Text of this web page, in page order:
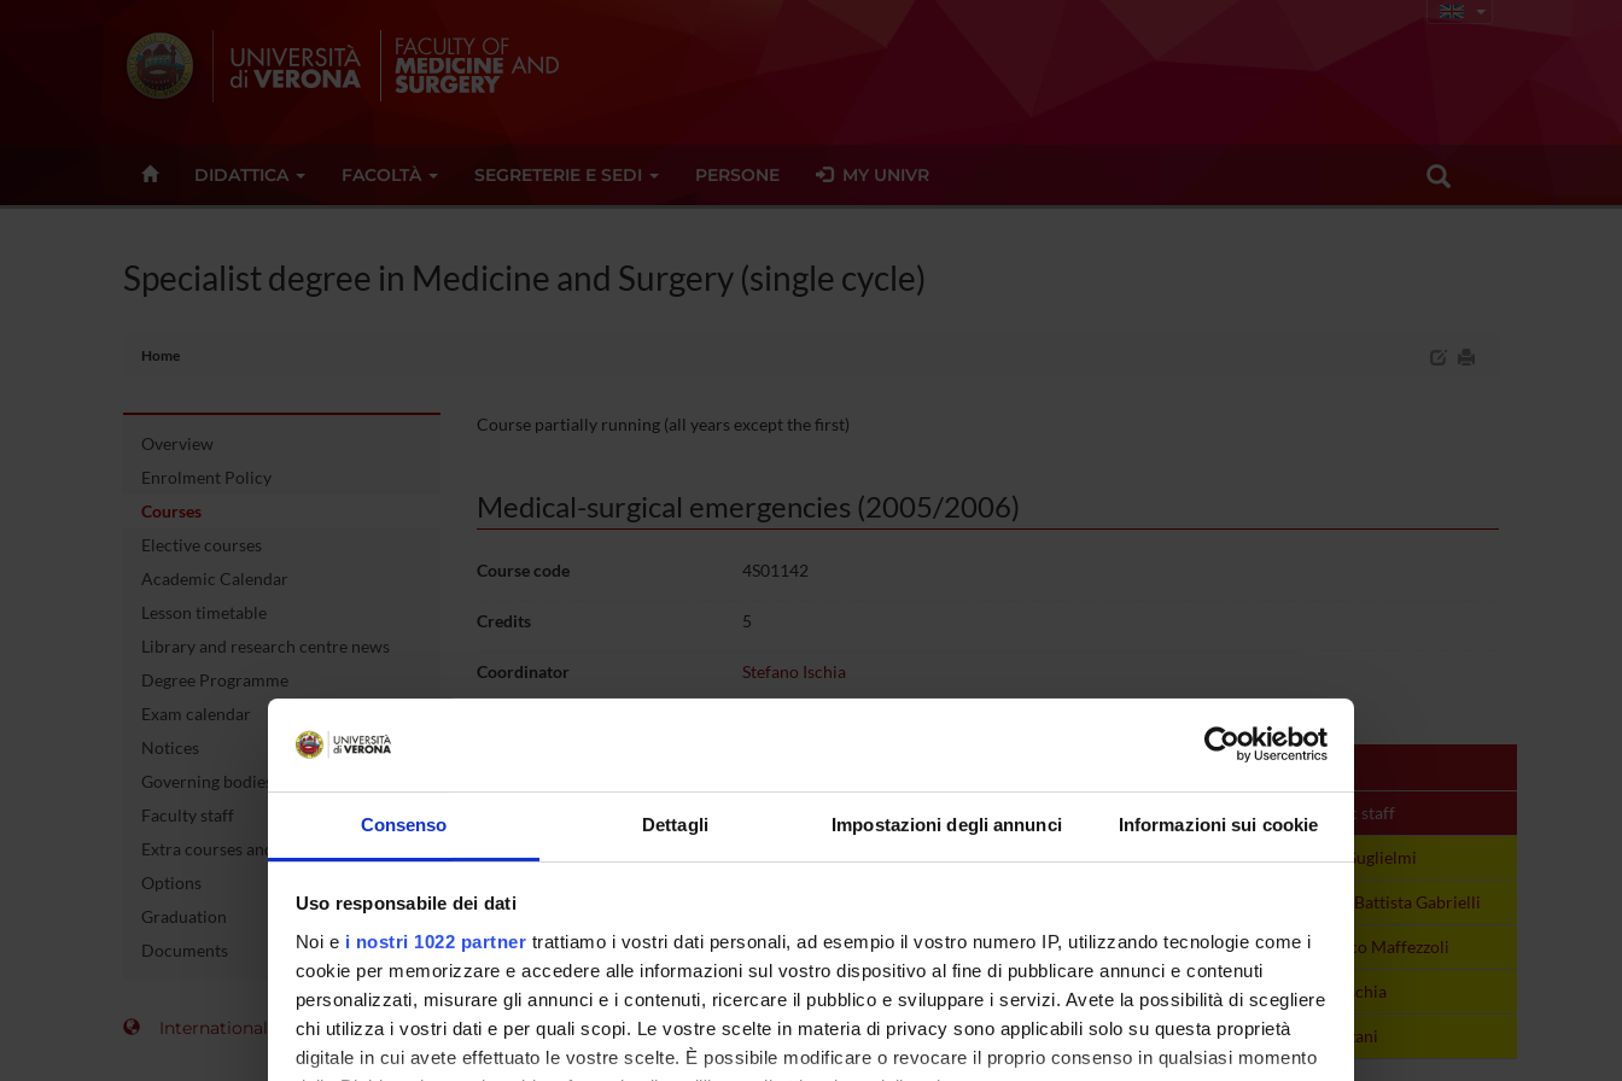
Consenso Dettagli Impostazioni degli annunci Informazioni sui cookie
Uso responsabile dei dati
Noi e i nostri 1022 partner trattiamo i vostri dati personali, ad esempio il vostro numero IP, utilizzando tecnologie come i
cookie per memorizzare e accedere alle informazioni sul vostro dispositivo al fine di pubblicare annunci e contenuti
personalizzati, misurare gli annunci e i contenuti, ricercare il pubblico e sviluppare i servizi. Avete la possibilità di scegliere
chi utilizza i vostri dati e per quali scopi. Le vostre scelte in materia di privacy sono applicabili solo su questa proprietà
digitale in cui avete effettuato le vostre scelte. È possibile modificare o revocare il proprio consenso in qualsiasi momento
DIDATTICA FACOLTÀ SEGRETERIE E SEDI PERSONE MY UNIVR
Specialist degree in Medicine and Surgery (single cycle)
Home
Overview
Enrolment Policy
Courses
Elective courses
Academic Calendar
Lesson timetable
Library and research centre news
Degree Programme
Exam calendar
Notices
Governing bodies
Faculty staff
Extra courses and activities
Options
Graduation
Documents
International Students
Course partially running (all years except the first)
Medical-surgical emergencies (2005/2006)
Course code 4S01142
Credits 5
Coordinator Stefano Ischia
Academic staff
Chirurgia d'Urgenza 1 MED/18-GENERAL SURGERY 1° Semestre Alfredo Guglielmi
Medicina d'Urgenza Giovanni Battista Gabrielli
Terapia del dolore 1 MED/41-ANAESTHESIOLOGY 1° Semestre Gianfranco Maffezzoli
Anestesiologia 1 MED/41-ANAESTHESIOLOGY 1° Semestre Stefano Ischia
Terapia intensiva 1 MED/41-ANAESTHESIOLOGY 1° Semestre Aldo Luzzani